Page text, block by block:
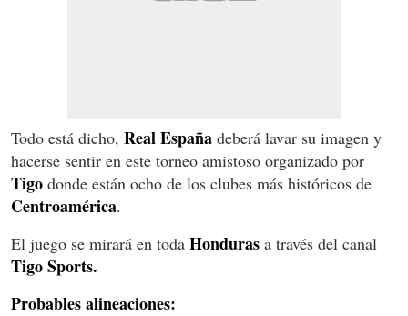
Todo está dicho, Real España deberá lavar su imagen y
hacerse sentir en este torneo amistoso organizado por
Tigo donde están ocho de los clubes más históricos de
Centroamérica.
El juego se mirará en toda Honduras a través del canal
Tigo Sports.
Probables alineaciones: